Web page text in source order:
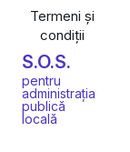
Termeni și
condiții
S.O.S.
pentru
administrația
publică
locală